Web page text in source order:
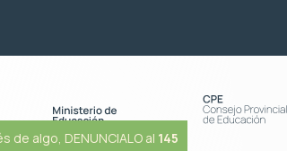
de algo, DENUNCIALO al 145